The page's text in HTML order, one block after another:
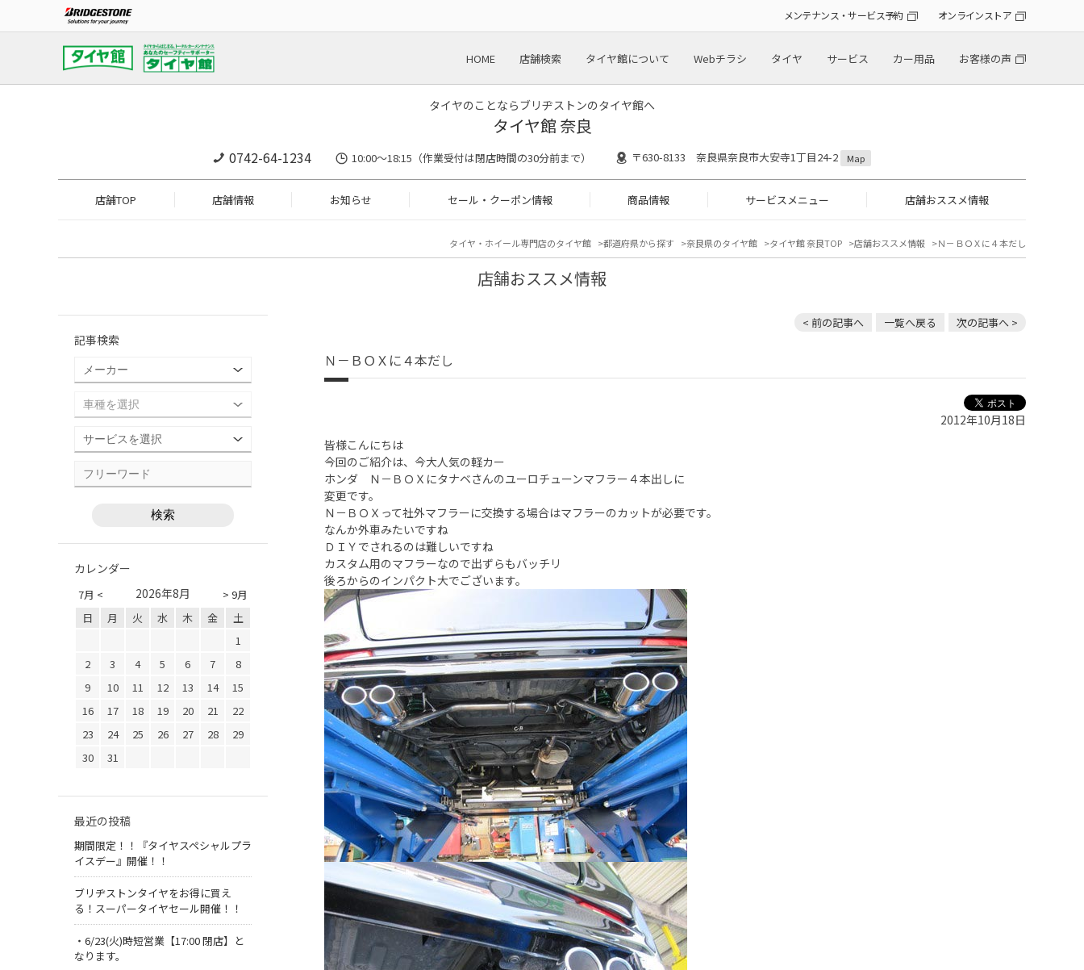
メンテナンス・サービス予約 オンラインストア
HOME 店舗検索 タイヤ館について Webチラシ タイヤ サービス カー用品 お客様の声
タイヤのことならブリヂストンのタイヤ館へ
タイヤ館 奈良
0742-64-1234 10:00～18:15（作業受付は閉店時間の30分前まで） 〒630-8133 奈良県奈良市大安寺1丁目24-2 Map
店舗TOP 店舗情報 お知らせ セール・クーポン情報 商品情報 サービスメニュー 店舗おススメ情報
タイヤ・ホイール専門店のタイヤ館 都道府県から探す 奈良県のタイヤ館 タイヤ館 奈良TOP 店舗おススメ情報 Ｎ－ＢＯＸに４本だし
店舗おススメ情報
< 前の記事へ 一覧へ戻る 次の記事へ >
Ｎ－ＢＯＸに４本だし
2012年10月18日
皆様こんにちは
今回のご紹介は、今大人気の軽カー
ホンダ Ｎ－ＢＯＸにタナベさんのユーロチューンマフラー４本出しに
変更です。
Ｎ－ＢＯＸって社外マフラーに交換する場合はマフラーのカットが必要です。
なんか外車みたいですね
ＤＩＹでされるのは難しいですね
カスタム用のマフラーなので出ずらもバッチリ
後ろからのインパクト大でございます。
記事検索
カレンダー
7月 < > 9月
2026年8月
日 月 火 水 木 金
土
1
2
3 4 5 6 7
8
9
10 11 12 13 14
15
16
17 18 19 20 21
22
23
24 25 26 27 28
29
30
31
最近の投稿
期間限定！！『タイヤスペシャルプラ
イスデー』開催！！
ブリヂストンタイヤをお得に買え
る！スーパータイヤセール開催！！
・6/23(火)時短営業【17:00 閉店】と
なります。